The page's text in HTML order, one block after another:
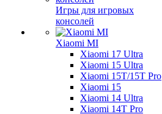
Игры для игровых
консолей
Xiaomi MI
Xiaomi 17 Ultra
Xiaomi 15 Ultra
Xiaomi 15T/15T Pro
Xiaomi 15
Xiaomi 14 Ultra
Xiaomi 14T Pro